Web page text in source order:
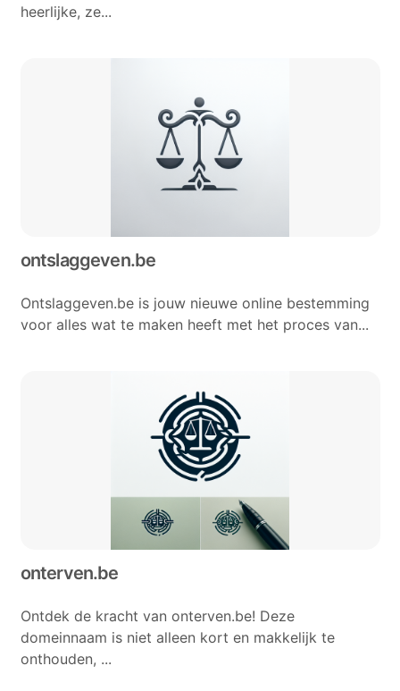
heerlijke, ze...
ontslaggeven.be
Ontslaggeven.be is jouw nieuwe online bestemming
voor alles wat te maken heeft met het proces van...
onterven.be
Ontdek de kracht van onterven.be! Deze
domeinnaam is niet alleen kort en makkelijk te
onthouden, ...